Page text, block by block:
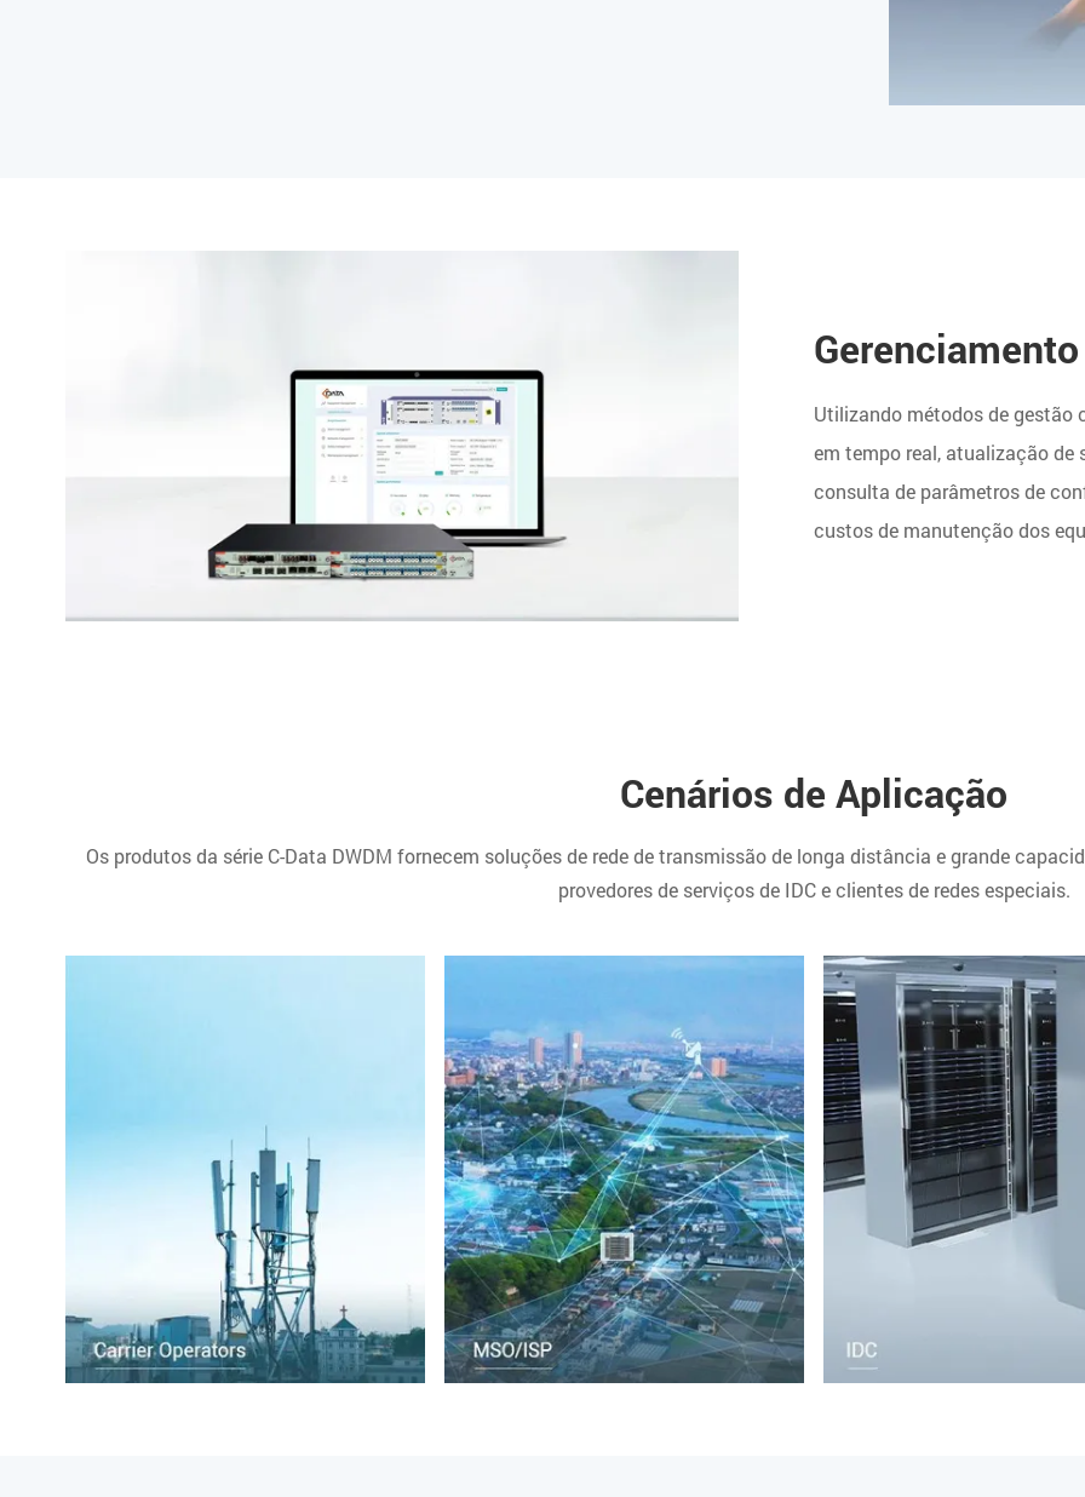
Utilizando métodos de gestão
em tempo real, atualização de
consulta de parâmetros de
custos de manutenção dos
Cenários de Aplicação
Os produtos da série C-Data DWDM fornecem soluções de rede de transmissão de longa distância e grande
provedores de serviços de IDC e clientes de redes especiais.